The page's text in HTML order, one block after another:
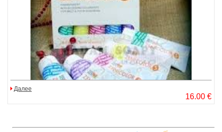
Далее
16.00 €